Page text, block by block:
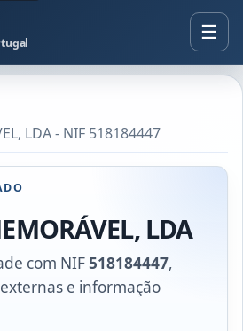
LDA - NIF 518184447
LDA
com NIF518184447,
e informação